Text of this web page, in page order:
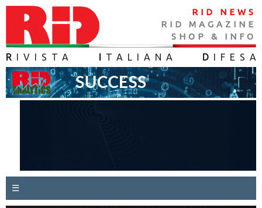
RID NEWS
RID MAGAZINE
SHOP & INFO
R IVISTA TALIANA D IFES A
☰